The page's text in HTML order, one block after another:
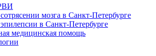
мозга в Санкт-Петербурге
в Санкт-Петербурге
медицинская помощь